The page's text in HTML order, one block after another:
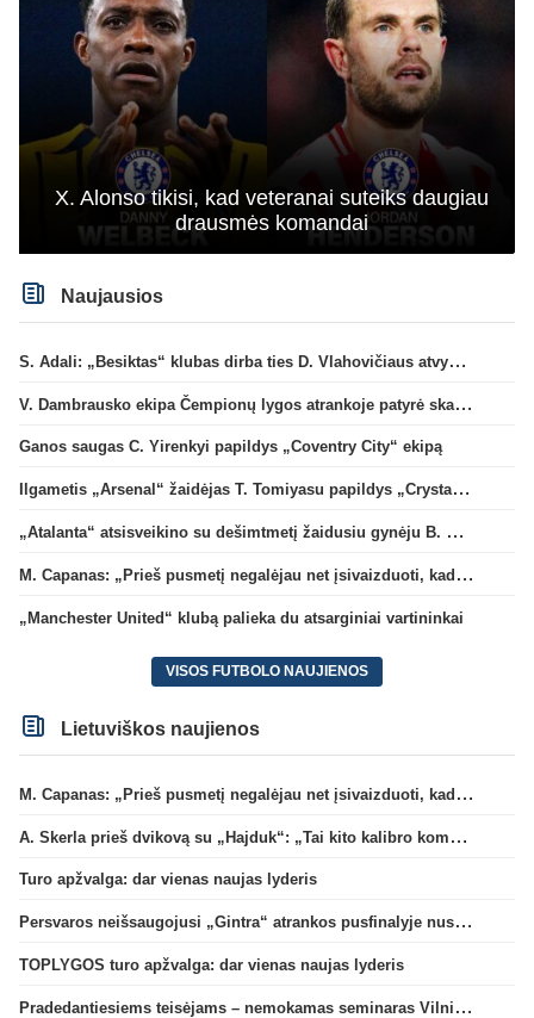
X. Alonso tikisi, kad veteranai suteiks daugiau
drausmės komandai
Naujausios
S. Adali: „Besiktas“ klubas dirba ties D. Vlahovičiaus atvykimu“
V. Dambrausko ekipa Čempionų lygos atrankoje patyrė skaudžią nesėkmę
Ganos saugas C. Yirenkyi papildys „Coventry City“ ekipą
Ilgametis „Arsenal“ žaidėjas T. Tomiyasu papildys „Crystal Palace“ ekipą
„Atalanta“ atsisveikino su dešimtmetį žaidusiu gynėju B. Djimsiti
M. Capanas: „Prieš pusmetį negalėjau net įsivaizduoti, kad žaisime prieš „Hajduk“
„Manchester United“ klubą palieka du atsarginiai vartininkai
VISOS FUTBOLO NAUJIENOS
Lietuviškos naujienos
M. Capanas: „Prieš pusmetį negalėjau net įsivaizduoti, kad žaisime prieš „Hajduk“
A. Skerla prieš dvikovą su „Hajduk“: „Tai kito kalibro komanda“
Turo apžvalga: dar vienas naujas lyderis
Persvaros neišsaugojusi „Gintra“ atrankos pusfinalyje nusileido Škotijos čempionėms
TOPLYGOS turo apžvalga: dar vienas naujas lyderis
Pradedantiesiems teisėjams – nemokamas seminaras Vilniuje šį penktadienį